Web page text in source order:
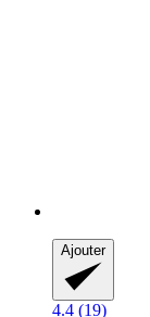
Ajouter
4.4 (19)